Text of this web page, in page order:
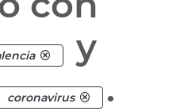
y
coronavirus .